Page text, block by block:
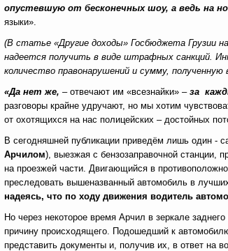
опустевшую от бесконечных шоу, а ведь на
языки».
(В статье «Другие доходы» Госбюджета Грузии
надеется получить в виде штрафных санкций.
количество правонарушений и сумму,
«Да нет же, – отвечают им «всезнайки» – за
разговоры крайне удручают, но мы хотим
от охотящихся на нас полицейских – достойных
В сегодняшней публикации приведём лишь один -
Арчилом), выезжая с бензозаправочной станции,
на проезжей части. Двигающийся в
преследовать вышеназванный автомобиль в
надеясь, что по ходу движения водитель
Но через некоторое время Арчил в зеркале
причину происходящего. Подошедший к
представить документы и, получив их, в ответ на